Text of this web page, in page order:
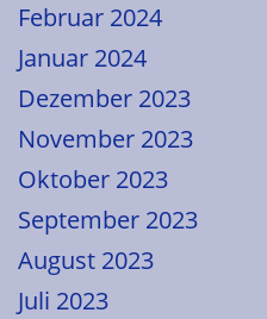
Februar 2024
Januar 2024
Dezember 2023
November 2023
Oktober 2023
September 2023
August 2023
Juli 2023